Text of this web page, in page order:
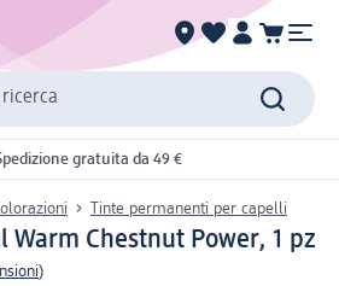
gratuita da 49 €
Tinte permanenti per capelli
Warm Chestnut Power, 1 pz
)